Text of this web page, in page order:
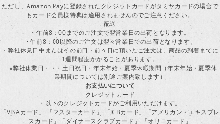
ただし、Amazon Payに登録されたクレジットカードがタミヤカードの場合で
もカード会員様特典は適用されませんのでご注意ください。
配送
・午前8：00までのご注文で翌営業日の出荷となります。
・午前8：00以降のご注文は翌々営業日での出荷となります。
・弊社休業日中またはその前日・前々日に頂いたご注文は、商品の到着までに
1週間程度かかることがあります。
※弊社休業日・・・土日祝日・年末年始・夏季休暇期間（年末年始・夏季休
業期間については別途ご案内致します）
お支払いについて
クレジットカード
・以下のクレジットカードがご利用いただけます。
「VISAカード」 「マスターカード」 「JCBカード」「アメリカン・エキスプレ
スカード」「ダイナースクラブカード」 「オリコカード」